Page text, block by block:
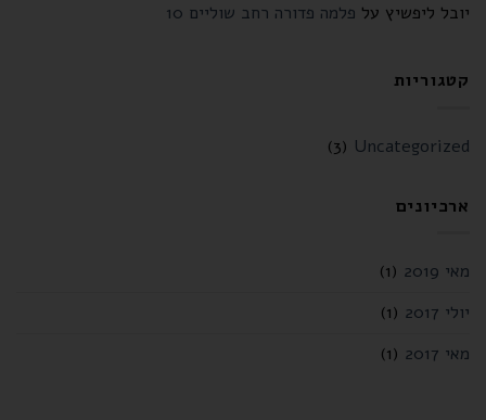
יובל ליפשיץ על פלמה פדורה רחב שוליים 10
קטגוריות
Uncategorized
(3)
ארכיונים
מאי 2019
(1)
יולי 2017
(1)
מאי 2017
(1)